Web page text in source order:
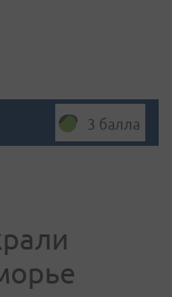
3 балла